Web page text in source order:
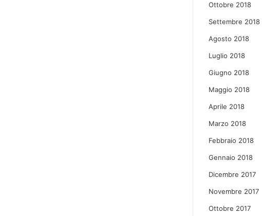
Ottobre 2018
Settembre 2018
Agosto 2018
Luglio 2018
Giugno 2018
Maggio 2018
Aprile 2018
Marzo 2018
Febbraio 2018
Gennaio 2018
Dicembre 2017
Novembre 2017
Ottobre 2017